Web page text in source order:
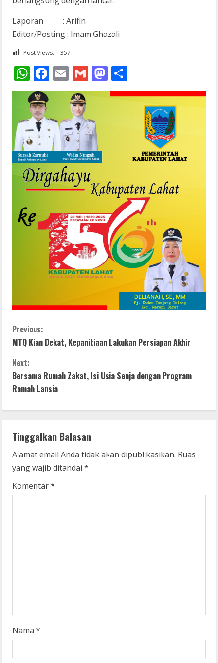
Laporan : Arifin
Editor/Posting : Imam Ghazali
Post Views: 357
WhatsApp
Facebook
EmailGmailMastodon
C
o
n
t
i
n
u
e
R
g
Previous:
MTQ Kian Dekat, Kepanitiaan Lakukan Persiapan Akhir
Next:
Bersama Rumah Zakat, Isi Usia Senja dengan Program
Ramah Lansia
Tinggalkan Balasan
Alamat email Anda tidak akan dipublikasikan. Ruas
yang wajib ditandai *
Komentar*
Nama *